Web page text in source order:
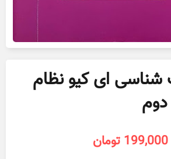
ای کیو نظام
قیمت
199,000 تومان